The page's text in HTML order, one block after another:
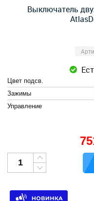
Выключатель
Цвет подсв.
Зажимы
Управление